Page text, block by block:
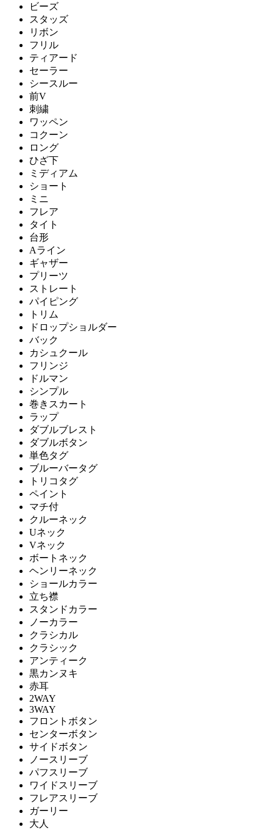
ビーズ
スタッズ
リボン
フリル
ティアード
セーラー
シースルー
前V
刺繍
ワッペン
コクーン
ロング
ひざ下
ミディアム
ショート
ミニ
フレア
タイト
台形
Aライン
ギャザー
プリーツ
ストレート
パイピング
トリム
ドロップショルダー
バック
カシュクール
フリンジ
ドルマン
シンプル
巻きスカート
ラップ
ダブルブレスト
ダブルボタン
単色タグ
ブルーバータグ
トリコタグ
ペイント
マチ付
クルーネック
Uネック
Vネック
ボートネック
ヘンリーネック
ショールカラー
立ち襟
スタンドカラー
ノーカラー
クラシカル
クラシック
アンティーク
黒カンヌキ
赤耳
2WAY
3WAY
フロントボタン
センターボタン
サイドボタン
ノースリーブ
パフスリーブ
ワイドスリーブ
フレアスリーブ
ガーリー
大人